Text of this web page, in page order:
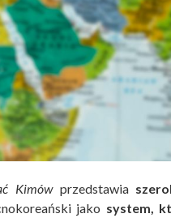
Kimów przedstawia
jako system,